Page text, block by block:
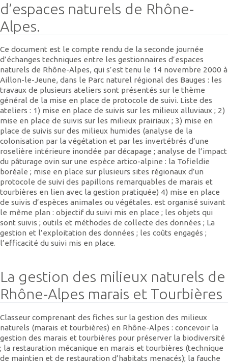
d’espaces naturels de Rhône-
Alpes.
Ce document est le compte rendu de la seconde journée
d’échanges techniques entre les gestionnaires d’espaces
naturels de Rhône-Alpes, qui s’est tenu le 14 novembre 2000 à
Aillon-le-Jeune, dans le Parc naturel régional des Bauges : les
travaux de plusieurs ateliers sont présentés sur le thème
général de la mise en place de protocole de suivi. Liste des
ateliers : 1) mise en place de suivis sur les milieux alluviaux ; 2)
mise en place de suivis sur les milieux prairiaux ; 3) mise en
place de suivis sur des milieux humides (analyse de la
colonisation par la végétation et par les invertébrés d’une
roselière intérieure inondée par décapage ; analyse de l’impact
du pâturage ovin sur une espèce artico-alpine : la Tofieldie
boréale ; mise en place sur plusieurs sites régionaux d’un
protocole de suivi des papillons remarquables de marais et
tourbières en lien avec la gestion pratiquée) 4) mise en place
de suivis d’espèces animales ou végétales. est organisé suivant
le même plan : objectif du suivi mis en place ; les objets qui
sont suivis ; outils et méthodes de collecte des données ; La
gestion et l’exploitation des données ; les coûts engagés ;
l’efficacité du suivi mis en place.
La gestion des milieux naturels de
Rhône-Alpes marais et Tourbières
Classeur comprenant des fiches sur la gestion des milieux
naturels (marais et tourbières) en Rhône-Alpes : concevoir la
gestion des marais et tourbières pour préserver la biodiversité
; la restauration mécanique en marais et tourbières (technique
de maintien et de restauration d’habitats menacés); la fauche